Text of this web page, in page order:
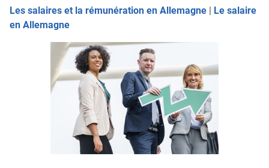
Les salaires et la rémunération en Allemagne | Le salaire
en Allemagne